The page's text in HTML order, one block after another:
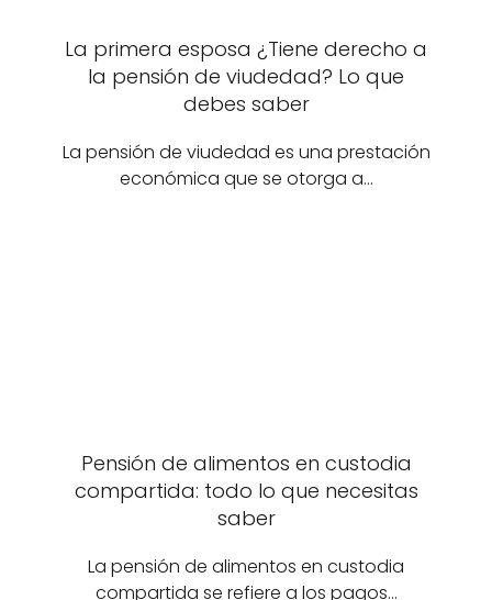
La primera esposa ¿Tiene derecho a
la pensión de viudedad? Lo que
debes saber
La pensión de viudedad es una prestación
económica que se otorga a…
Pensión de alimentos en custodia
compartida: todo lo que necesitas
saber
La pensión de alimentos en custodia
compartida se refiere a los pagos…